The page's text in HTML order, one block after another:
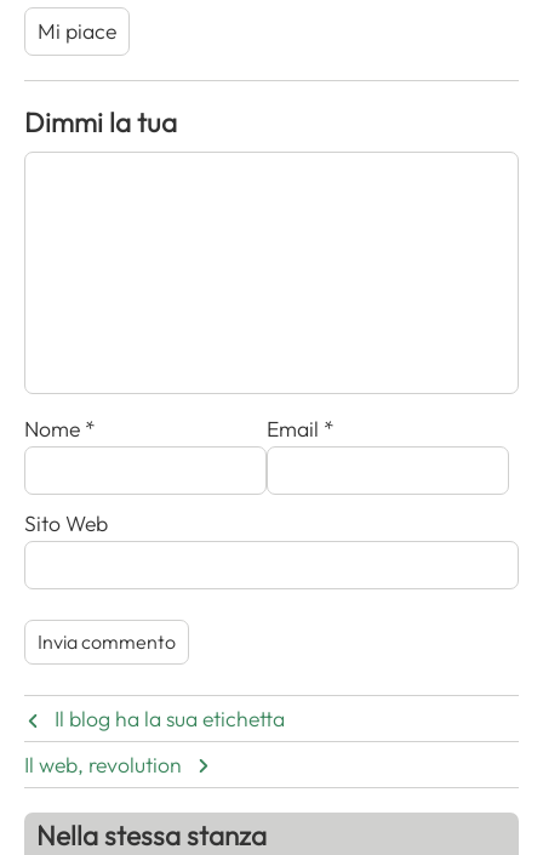
Mi piace
Dimmi la tua
Nome * Email *
Sito Web
Il blog ha la sua etichetta
Il web, revolution
Nella stessa stanza